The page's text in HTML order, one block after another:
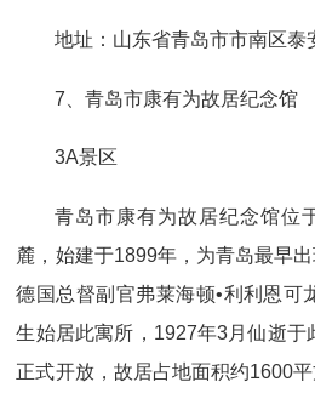
地址：山东省青岛市市南区泰
7、青岛市康有为故居纪念馆
3A景区
青岛市康有为故居纪念馆位
麓，始建于1899年，为青岛最早
德国总督副官弗莱海顿•利利恩可
生始居此寓所，1927年3月仙逝于
正式开放，故居占地面积约1600